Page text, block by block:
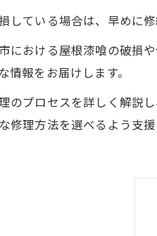
している場合は、早めに
における屋根漆喰の破損
情報をお届けします。
のプロセスを詳しく解説
修理方法を選べるよう支援